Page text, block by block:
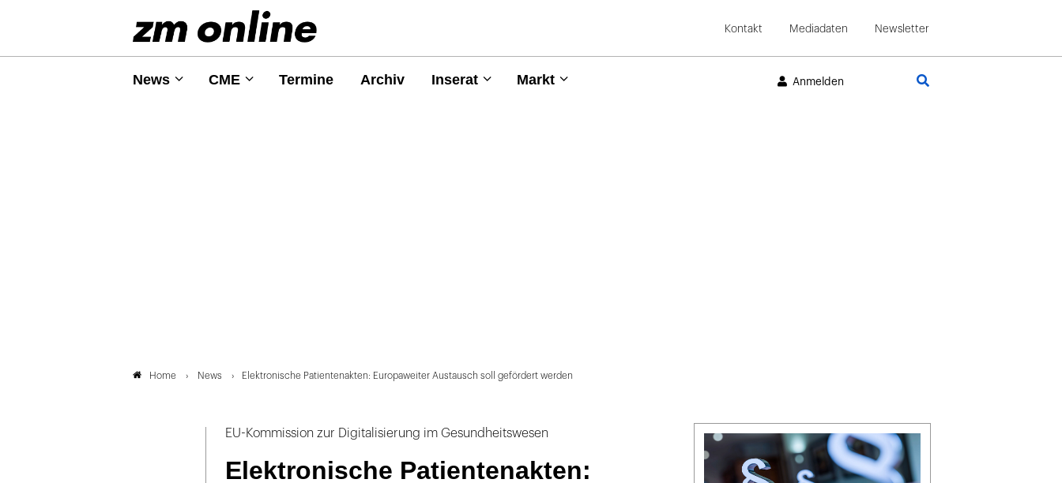
Kontakt Mediadaten Newsletter
News CME Termine Archiv Inserat Markt Anmelden
Home News Elektronische Patientenakten: Europaweiter Austausch soll gefördert werden
EU-Kommission zur Digitalisierung im Gesundheitswesen
Elektronische Patientenakten: